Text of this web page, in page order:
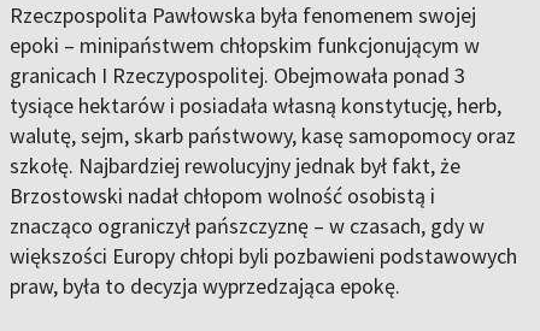
Rzeczpospolita Pawłowska była fenomenem swojej
epoki – minipaństwem chłopskim funkcjonującym w
granicach I Rzeczypospolitej. Obejmowała ponad 3
tysiące hektarów i posiadała własną konstytucję, herb,
walutę, sejm, skarb państwowy, kasę samopomocy oraz
szkołę. Najbardziej rewolucyjny jednak był fakt, że
Brzostowski nadał chłopom wolność osobistą i
znacząco ograniczył pańszczyznę – w czasach, gdy w
większości Europy chłopi byli pozbawieni podstawowych
praw, była to decyzja wyprzedzająca epokę.